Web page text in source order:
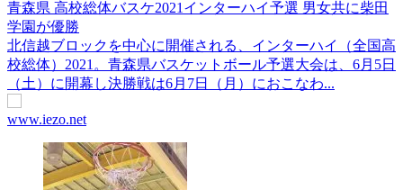
青森県 高校総体バスケ2021インターハイ予選 男女共に柴田
学園が優勝
北信越ブロックを中心に開催される、インターハイ（全国高
校総体）2021。青森県バスケットボール予選大会は、6月5日
（土）に開幕し決勝戦は6月7日（月）におこなわ...
www.iezo.net